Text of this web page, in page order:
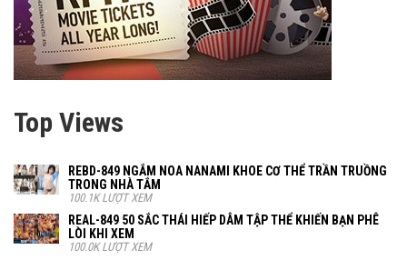
Top Views
REBD-849 NGẮM NOA NANAMI KHOE CƠ THỂ TRẦN TRUỒNG
TRONG NHÀ TẮM
100.1K LƯỢT XEM
REAL-849 50 SẮC THÁI HIẾP DÂM TẬP THỂ KHIẾN BẠN PHÊ
LÒI KHI XEM
100.0K LƯỢT XEM